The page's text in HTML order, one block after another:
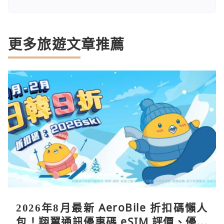
更多旅遊文章推薦
2026年8月最新 AeroBile 折扣碼懶人